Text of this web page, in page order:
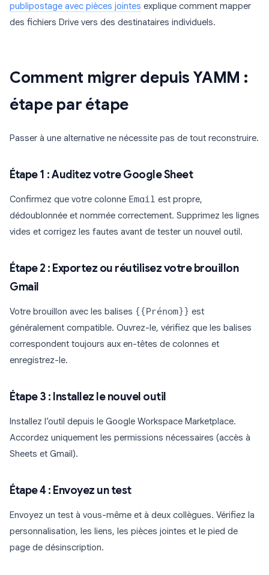
publipostage avec pièces jointes explique comment mapper
des fichiers Drive vers des destinataires individuels.
Comment migrer depuis YAMM :
étape par étape
Passer à une alternative ne nécessite pas de tout reconstruire.
Étape 1 : Auditez votre Google Sheet
Confirmez que votre colonne Email est propre,
dédoublonnée et nommée correctement. Supprimez les lignes
vides et corrigez les fautes avant de tester un nouvel outil.
Étape 2 : Exportez ou réutilisez votre brouillon
Gmail
Votre brouillon avec les balises {{Prénom}} est
généralement compatible. Ouvrez-le, vérifiez que les balises
correspondent toujours aux en-têtes de colonnes et
enregistrez-le.
Étape 3 : Installez le nouvel outil
Installez l’outil depuis le Google Workspace Marketplace.
Accordez uniquement les permissions nécessaires (accès à
Sheets et Gmail).
Étape 4 : Envoyez un test
Envoyez un test à vous-même et à deux collègues. Vérifiez la
personnalisation, les liens, les pièces jointes et le pied de
page de désinscription.